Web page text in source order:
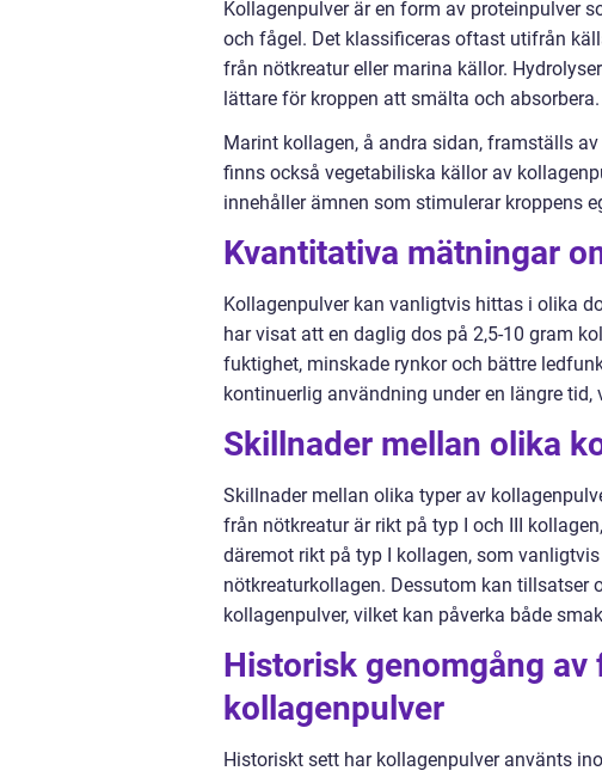
Kollagenpulver är en form av proteinpulver
och fågel. Det klassificeras oftast utifrån
från nötkreatur eller marina källor.
lättare för kroppen att smälta och absorbera.
Marint kollagen, å andra sidan, framställs
finns också vegetabiliska källor av
innehåller ämnen som stimulerar kroppens
Kvantitativa mätningar
Kollagenpulver kan vanligtvis hittas i olika
har visat att en daglig dos på 2,5-10 gram
fuktighet, minskade rynkor och bättre
kontinuerlig användning under en längre
Skillnader mellan olika
Skillnader mellan olika typer av
från nötkreatur är rikt på typ I och III
däremot rikt på typ I kollagen, som
nötkreaturkollagen. Dessutom kan tillsatser
kollagenpulver, vilket kan påverka både
Historisk genomgång
kollagenpulver
Historiskt sett har kollagenpulver använts